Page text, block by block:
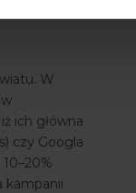
naszych
W
ich główna
czy Googla
kampanii